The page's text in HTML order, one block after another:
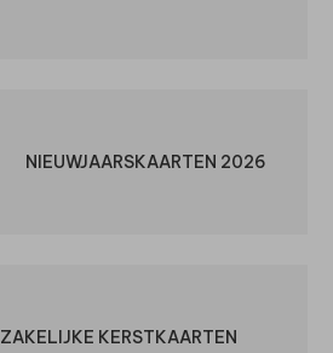
NIEUWJAARSKAARTEN 2026
ZAKELIJKE KERSTKAARTEN